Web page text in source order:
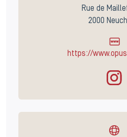
Rue de
2000
https://